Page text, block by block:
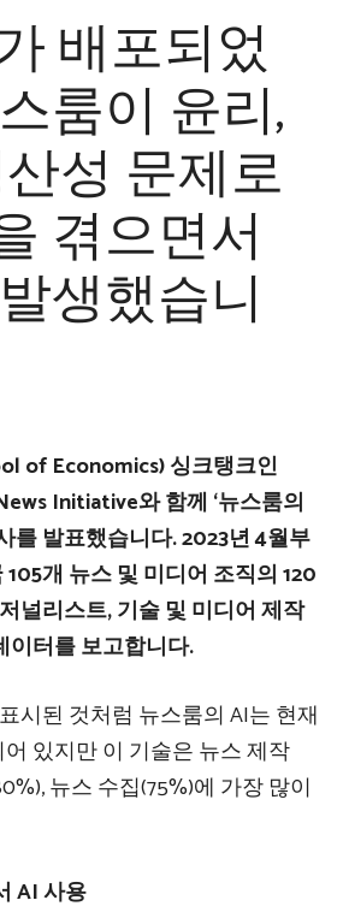
배포되었
룸이 윤리,
성 문제로
겪으면서
생했습니
of Economics) 싱크탱크인
Initiative와 함께 ‘뉴스룸의
를 발표했습니다. 2023년 4월부
개 뉴스 및 미디어 조직의 120
널리스트, 기술 및 미디어 제작
이터를 보고합니다.
시된 것처럼 뉴스룸의 AI는 현재
있지만 이 기술은 뉴스 제작
뉴스 수집(75%)에 가장 많이
AI 사용